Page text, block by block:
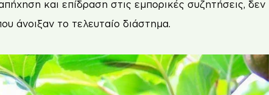
και επίδραση στις εµπορικές συζητήσεις, δεν
άνοιξαν το τελευταίο διάστηµα.